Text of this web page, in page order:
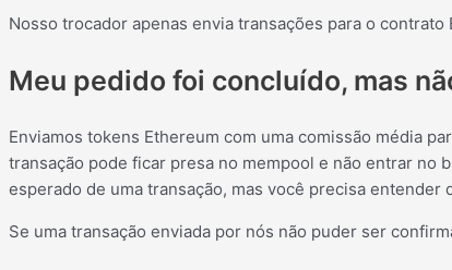
Nosso trocador apenas envia transações para o
Meu pedido foi concluído, mas
Enviamos tokens Ethereum com uma comissão média
transação pode ficar presa no mempool e não entrar no
esperado de uma transação, mas você precisa
Se uma transação enviada por nós não puder ser